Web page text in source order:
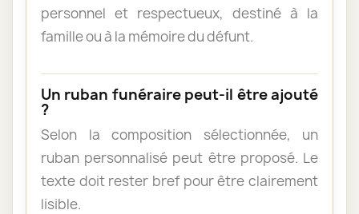
personnel et respectueux, destiné à la
famille ou à la mémoire du défunt.
Un ruban funéraire peut-il être ajouté
?
Selon la composition sélectionnée, un
ruban personnalisé peut être proposé. Le
texte doit rester bref pour être clairement
lisible.